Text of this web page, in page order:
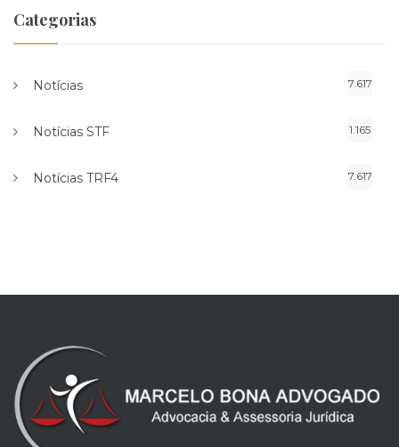
Categorias
Notícias 7.617
Notícias STF 1.165
Notícias TRF4 7.617